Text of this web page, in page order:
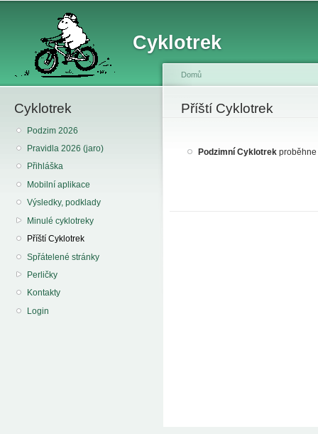
Cyklotrek
Cyklotrek
Podzim 2026
Pravidla 2026 (jaro)
Přihláška
Mobilní aplikace
Výsledky, podklady
Minulé cyklotreky
Příští Cyklotrek
Spřátelené stránky
Perličky
Kontakty
Login
You are here
Domů
Příští Cyklotrek
Podzimní Cyklotrek